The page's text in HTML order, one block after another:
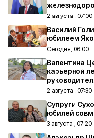
2 августа , 07:00
Василий
юбилеем
Сегодня, 06:00
Валентина
карьерной
2 августа , 07:30
Супруги
юбилей
3 августа , 07:20